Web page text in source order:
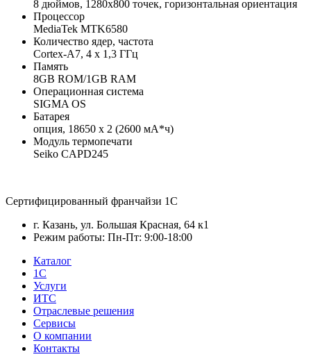
8 дюймов, 1280х800 точек, горизонтальная ориентация
Процессор
MediaTek MTK6580
Количество ядер, частота
Cortex-A7, 4 х 1,3 ГГц
Память
8GB ROM/1GB RAM
Операционная система
SIGMA OS
Батарея
опция, 18650 х 2 (2600 мА*ч)
Модуль термопечати
Seiko CAPD245
Сертифицированный франчайзи 1С
г. Казань, ул. Большая Красная, 64 к1
Режим работы: Пн-Пт: 9:00-18:00
Каталог
1С
Услуги
ИТС
Отраслевые решения
Сервисы
О компании
Контакты